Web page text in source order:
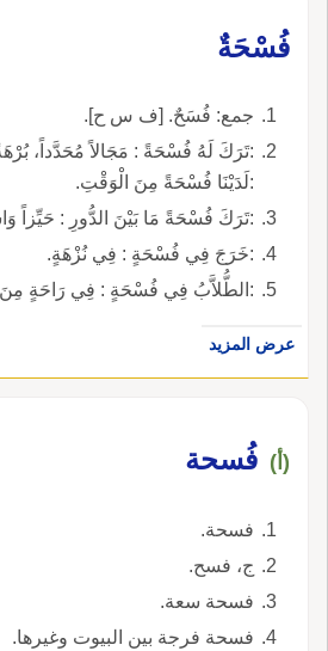
فُسْحَةٌ
جمع: فُسَحٌ. [ف س ح].
:تَرَكَ لَهُ فُسْحَةً : مَجَالاً مُحَدَّداً،
:لَدَيْنَا فُسْحَةً مِنَ الْوَقْتِ.
:تَرَكَ فُسْحَةً مَا بَيْنَ الدُّورِ : حَيِّزاً
:خَرَجَ فِي فُسْحَةٍ : فِي نُزْهَةٍ.
:الطُّلاَّبُ فِي فُسْحَةٍ : فِي رَاحَةٍ مِنَ
عرض المزيد
(أ) فُسحة
فسحة.
ج، فسح.
فسحة سعة.
فسحة فرجة بين البيوت وغيرها.